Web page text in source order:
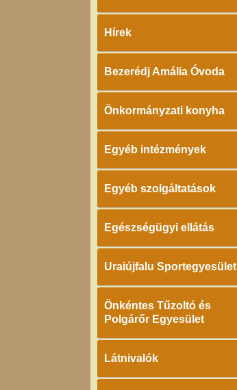
Hírek
Bezerédj Amália Óvoda
Önkormányzati konyha
Egyéb intézmények
Egyéb szolgáltatások
Egészségügyi ellátás
Uraiújfalu Sportegyesület
Önkéntes Tűzoltó és
Polgárőr Egyesület
Látnivalók